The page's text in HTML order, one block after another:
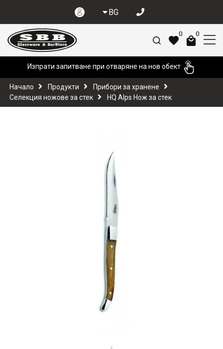
BG
0 0
Изпрати запитване при отваряне на нов обект
Начало Продукти
Прибори за хранене
Селекция ножове за стек
HQ Alps Нож за стек